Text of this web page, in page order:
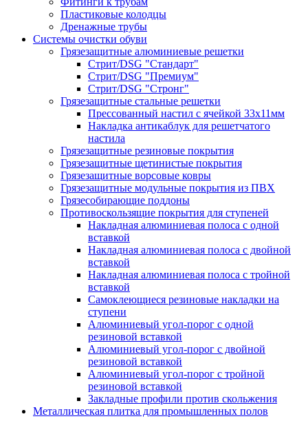
Пластиковые колодцы
Дренажные трубы
Системы очистки обуви
Грязезащитные алюминиевые решетки
Стрит/DSG "Стандарт"
Стрит/DSG "Премиум"
Стрит/DSG "Стронг"
Грязезащитные стальные решетки
Прессованный настил с ячейкой 33х11мм
Накладка антикаблук для решетчатого
настила
Грязезащитные резиновые покрытия
Грязезащитные щетинистые покрытия
Грязезащитные ворсовые ковры
Грязезащитные модульные покрытия из ПВХ
Грязесобирающие поддоны
Противоскользящие покрытия для ступеней
Накладная алюминиевая полоса с одной
вставкой
Накладная алюминиевая полоса с двойной
вставкой
Накладная алюминиевая полоса с тройной
вставкой
Самоклеющиеся резиновые накладки на
ступени
Алюминиевый угол-порог с одной
резиновой вставкой
Алюминиевый угол-порог с двойной
резиновой вставкой
Алюминиевый угол-порог с тройной
резиновой вставкой
Закладные профили против скольжения
Металлическая плитка для промышленных полов